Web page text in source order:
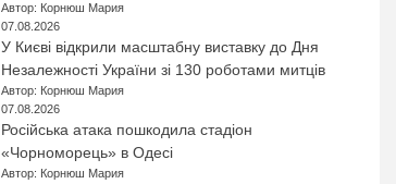
Автор: Корнюш Мария
07.08.2026
У Києві відкрили масштабну виставку до Дня
Незалежності України зі 130 роботами митців
Автор: Корнюш Мария
07.08.2026
Російська атака пошкодила стадіон
«Чорноморець» в Одесі
Автор: Корнюш Мария